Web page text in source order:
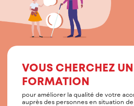
VOUS CHERCHEZ
FORMATION
pour améliorer la qualité de votre
auprès des personnes en situation